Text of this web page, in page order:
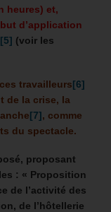
heures) et,
d’application
[5] (voir les
travailleurs[6]
de la crise, la
[7], comme
du spectacle.
proposant
: « Proposition
de l’activité des
de l’hôtellerie